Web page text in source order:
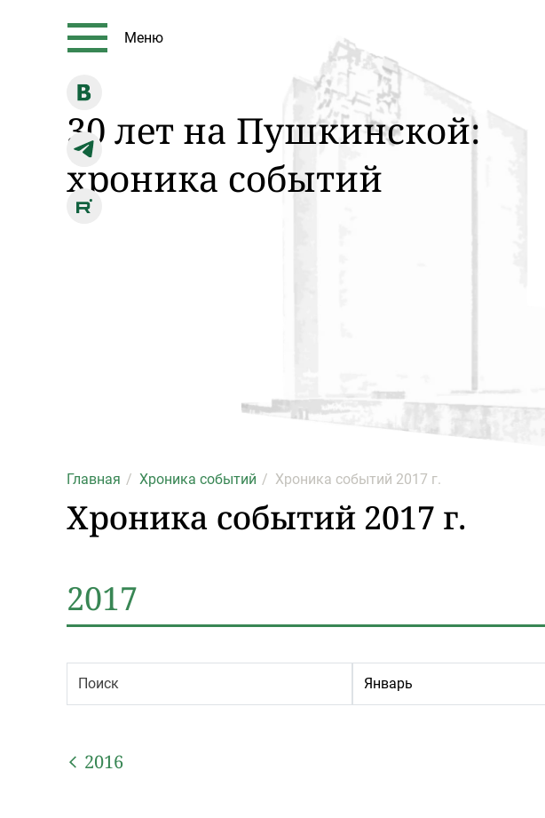
Меню
30 лет на Пушкинской:
хроника событий
Главная Хроника событий Хроника событий 2017 г.
Хроника событий 2017 г.
2017
2016